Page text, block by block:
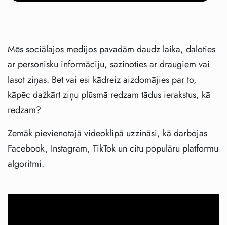
Mēs sociālajos medijos pavadām daudz laika, daloties
ar personisku informāciju, sazinoties ar draugiem vai
lasot ziņas. Bet vai esi kādreiz aizdomājies par to,
kāpēc dažkārt ziņu plūsmā redzam tādus ierakstus, kā
redzam?
Zemāk pievienotajā videoklipā uzzināsi, kā darbojas
Facebook, Instagram, TikTok un citu populāru platformu
algoritmi.